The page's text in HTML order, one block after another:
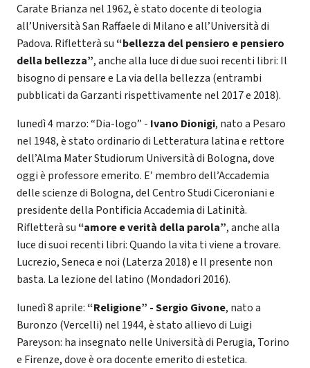
Carate Brianza nel 1962, è stato docente di teologia
all’Università San Raffaele di Milano e all’Università di
Padova. Rifletterà su“bellezza del pensiero e pensiero
della bellezza”, anche alla luce di due suoi recenti libri: Il
bisogno di pensare e La via della bellezza (entrambi
pubblicati da Garzanti rispettivamente nel 2017 e 2018).
lunedì 4 marzo: “Dia-logo” - Ivano Dionigi, nato a Pesaro
nel 1948, è stato ordinario di Letteratura latina e rettore
dell’Alma Mater Studiorum Università di Bologna, dove
oggi è professore emerito. E’ membro dell’Accademia
delle scienze di Bologna, del Centro Studi Ciceroniani e
presidente della Pontificia Accademia di Latinità.
Rifletterà su“amore e verità della parola”, anche alla
luce di suoi recenti libri: Quando la vita ti viene a trovare.
Lucrezio, Seneca e noi (Laterza 2018) e Il presente non
basta. La lezione del latino (Mondadori 2016).
lunedì 8 aprile:“Religione” - Sergio Givone, nato a
Buronzo (Vercelli) nel 1944, è stato allievo di Luigi
Pareyson: ha insegnato nelle Università di Perugia, Torino
e Firenze, dove è ora docente emerito di estetica.